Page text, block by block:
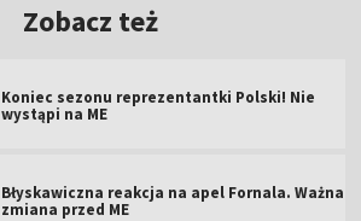
Zobacz też
Koniec sezonu reprezentantki Polski! Nie
wystąpi na ME
Błyskawiczna reakcja na apel Fornala. Ważna
zmiana przed ME